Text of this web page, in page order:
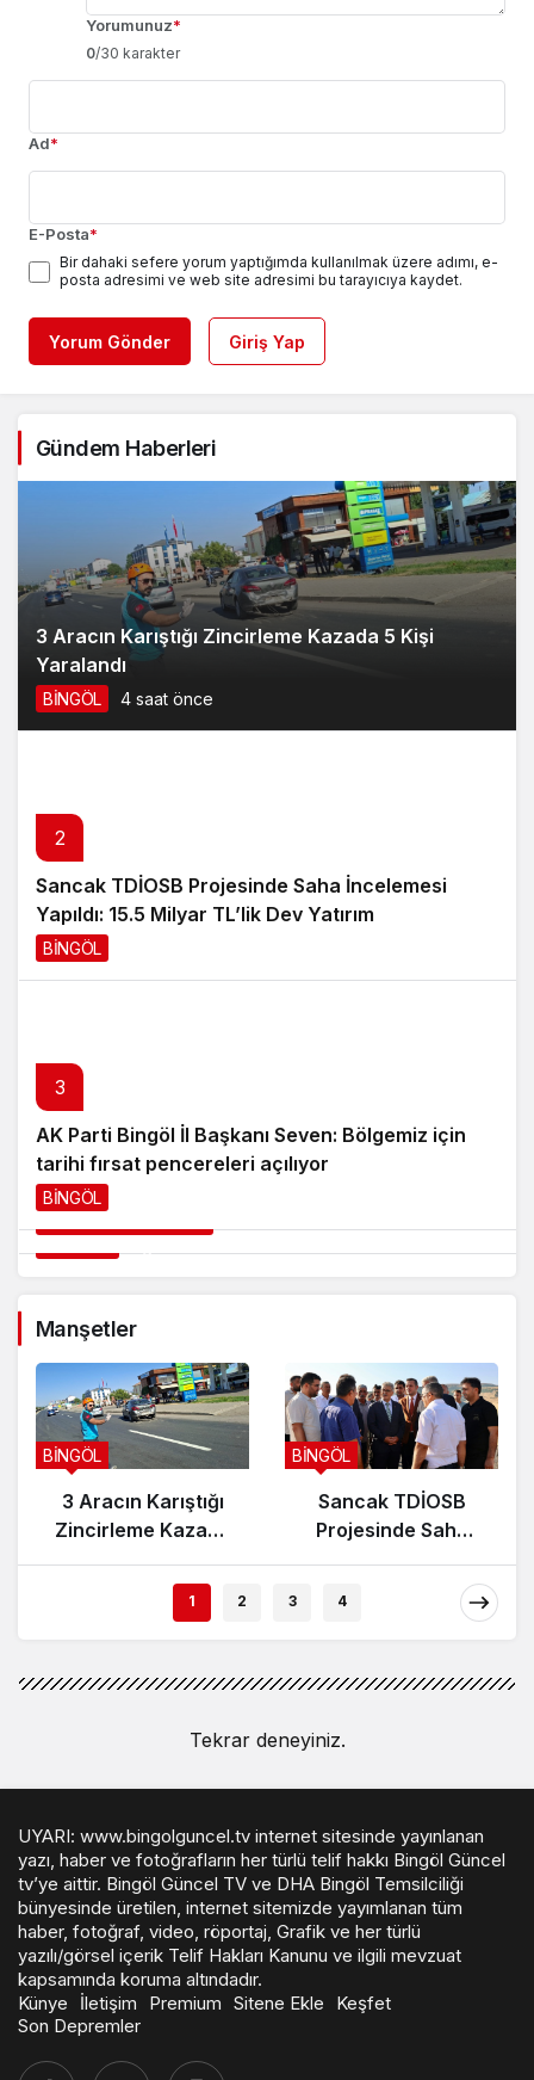
Yorumunuz*
0/30 karakter
Ad*
E-Posta*
Bir dahaki sefere yorum yaptığımda kullanılmak üzere adımı, e-
posta adresimi ve web site adresimi bu tarayıcıya kaydet.
Yorum Gönder Giriş Yap
Gündem Haberleri
3 Aracın Karıştığı Zincirleme Kazada 5 Kişi
Yaralandı
BİNGÖL 4 saat önce
2
Sancak TDİOSB Projesinde Saha İncelemesi
Yapıldı: 15.5 Milyar TL’lik Dev Yatırım
BİNGÖL
3
AK Parti Bingöl İl Başkanı Seven: Bölgemiz için
tarihi fırsat pencereleri açılıyor
BİNGÖL
4
Bingöl’de Otomobil Şarampole Devrildi: 4 Yaralı
5
Türkiye–Fransa Gençlik Değişim Programı
Başvuruları Başladı
Manşetler
BİNGÖL
3 Aracın Karıştığı
Zincirleme Kazada
5 Kişi Yaralandı
BİNGÖL
Sancak TDİOSB
Projesinde Saha
İncelemesi Yapıldı:
15.5 Milyar TL’lik
1 2 3 4
Tekrar deneyiniz.
UYARI: www.bingolguncel.tv internet sitesinde yayınlanan
yazı, haber ve fotoğrafların her türlü telif hakkı Bingöl Güncel
tv’ye aittir. Bingöl Güncel TV ve DHA Bingöl Temsilciliği
bünyesinde üretilen, internet sitemizde yayımlanan tüm
haber, fotoğraf, video, röportaj, Grafik ve her türlü
yazılı/görsel içerik Telif Hakları Kanunu ve ilgili mevzuat
kapsamında koruma altındadır.
Künye
İletişim Premium Sitene Ekle
Keşfet
Son Depremler